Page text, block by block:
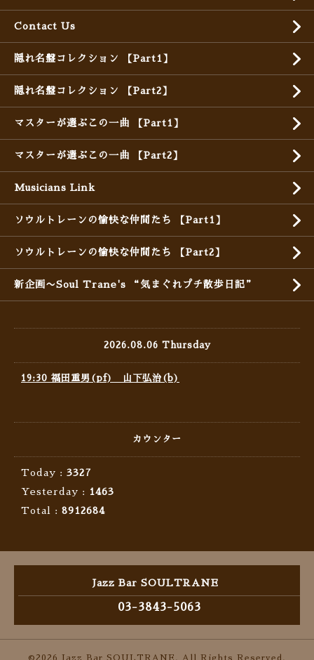
Contact Us
隠れ名盤コレクション 【Part1】
隠れ名盤コレクション 【Part2】
マスターが選ぶこの一曲 【Part1】
マスターが選ぶこの一曲 【Part2】
Musicians Link
ソウルトレーンの愉快な仲間たち 【Part1】
ソウルトレーンの愉快な仲間たち 【Part2】
新企画〜Soul Trane's “気まぐれプチ散歩日記”
2026.08.06 Thursday
19:30 福田重男(pf) 山下弘治(b)
カウンター
Today : 3327
Yesterday :
1463
Total : 8912684
Jazz Bar SOULTRANE
03-3843-5063
©2026 Jazz Bar SOULTRANE . All Rights Reserved.